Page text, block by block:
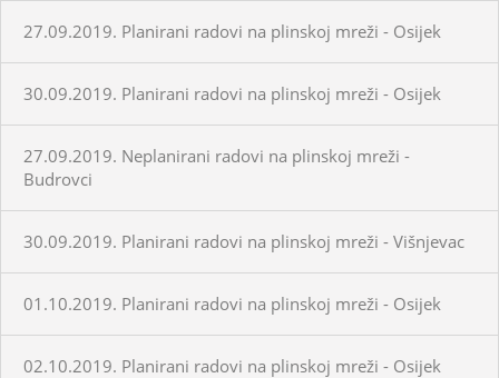
27.09.2019. Planirani radovi na plinskoj mreži - Osijek
30.09.2019. Planirani radovi na plinskoj mreži - Osijek
27.09.2019. Neplanirani radovi na plinskoj mreži -
Budrovci
30.09.2019. Planirani radovi na plinskoj mreži - Višnjevac
01.10.2019. Planirani radovi na plinskoj mreži - Osijek
02.10.2019. Planirani radovi na plinskoj mreži - Osijek